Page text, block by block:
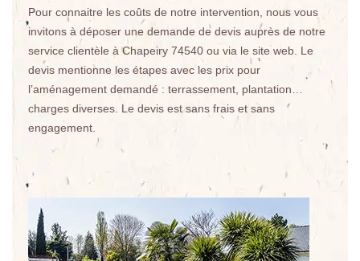
Pour connaitre les coûts de notre intervention, nous vous
invitons à déposer une demande de devis auprès de notre
service clientèle à Chapeiry 74540 ou via le site web. Le
devis mentionne les étapes avec les prix pour
l’aménagement demandé : terrassement, plantation…
charges diverses. Le devis est sans frais et sans
engagement.